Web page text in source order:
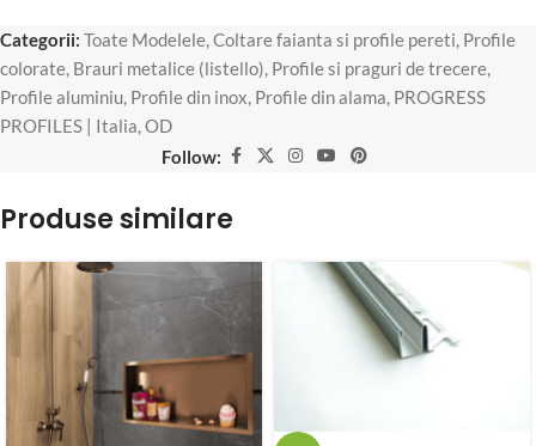
Categorii: Toate Modelele,Coltare faianta si profile pereti, Profile
colorate, Brauri metalice (listello), Profile si praguri de trecere,
Profile aluminiu, Profile din inox, Profile din alama, PROGRESS
PROFILES | Italia,OD
Follow:
Produse similare